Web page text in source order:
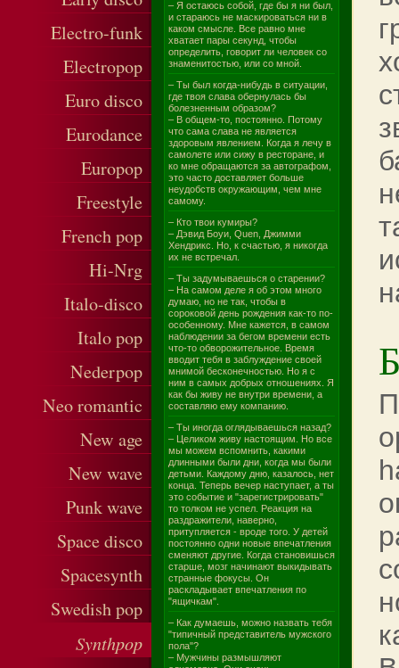
Electro-funk
Electropop
Euro disco
Eurodance
Europop
Freestyle
French pop
Hi-Nrg
Italo-disco
Italo pop
Nederpop
Neo romantic
New age
New wave
Punk wave
Space disco
Spacesynth
Swedish pop
Synthpop
– Я остаюсь собой, где бы я ни был,
и стараюсь не маскироваться ни в
каком смысле. Все равно мне
хватает пары секунд, чтобы
определить, говорит ли человек со
знаменитостью, или со мной.
– Ты был когда-нибудь в ситуации,
где твоя слава обернулась бы
болезненным образом?
– В общем-то, постоянно. Потому
что сама слава не является
здоровым явлением. Когда я лечу в
самолете или сижу в ресторане, и
ко мне обращаются за автографом,
это часто доставляет больше
неудобств окружающим, чем мне
самому.
– Кто твои кумиры?
– Дэвид Боуи, Quen, Джимми
Хендрикс. Но, к счастью, я никогда
их не встречал.
– Ты задумываешься о старении?
– На самом деле я об этом много
думаю, но не так, чтобы в
сороковой день рождения как-то по-
особенному. Мне кажется, в самом
наблюдении за бегом времени есть
что-то обворожительное. Время
вводит тебя в заблуждение своей
мнимой бесконечностью. Но я с
ним в самых добрых отношениях. Я
как бы живу не внутри времени, а
составляю ему компанию.
– Ты иногда оглядываешься назад?
– Целиком живу настоящим. Но все
мы можем вспомнить, какими
длинными были дни, когда мы были
детьми. Каждому дню, казалось, нет
конца. Теперь вечер наступает, а ты
это событие и "зарегистрировать"
то толком не успел. Реакция на
раздражители, наверно,
притупляется - вроде того. У детей
постоянно одни новые впечатления
сменяют другие. Когда становишься
старше, мозг начинают выкидывать
странные фокусы. Он
раскладывает впечатления по
"ящичкам".
– Как думаешь, можно назвать тебя
"типичный представитель мужского
пола"?
– Мужчины размышляют